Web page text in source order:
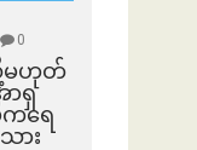
0
မဟုတ်
ရှ
ရေ
ား